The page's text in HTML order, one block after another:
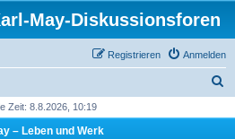
May-Diskussionsforen
Anmelden
Registrieren
Zeit: 8.8.2026, 10:19
– Leben und Werk